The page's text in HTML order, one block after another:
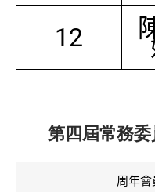
12
第四屆常務
周年會